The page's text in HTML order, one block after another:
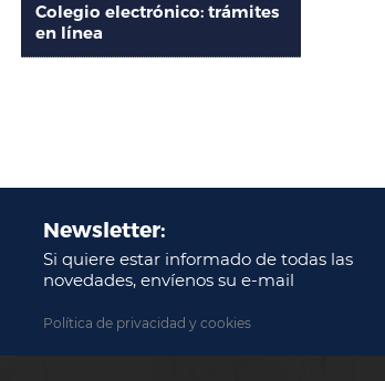
Colegio electrónico: trámites
en línea
Newsletter:
Si quiere estar informado de todas las
novedades, envíenos su e-mail
Política de privacidad y cookies